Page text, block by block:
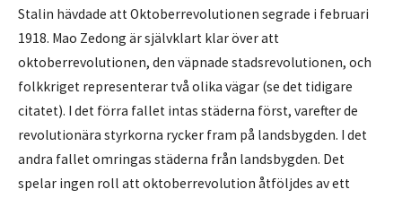
Stalin hävdade att Oktoberrevolutionen segrade i februari
1918. Mao Zedong är självklart klar över att
oktoberrevolutionen, den väpnade stadsrevolutionen, och
folkkriget representerar två olika vägar (se det tidigare
citatet). I det förra fallet intas städerna först, varefter de
revolutionära styrkorna rycker fram på landsbygden. I det
andra fallet omringas städerna från landsbygden. Det
spelar ingen roll att oktoberrevolution åtföljdes av ett